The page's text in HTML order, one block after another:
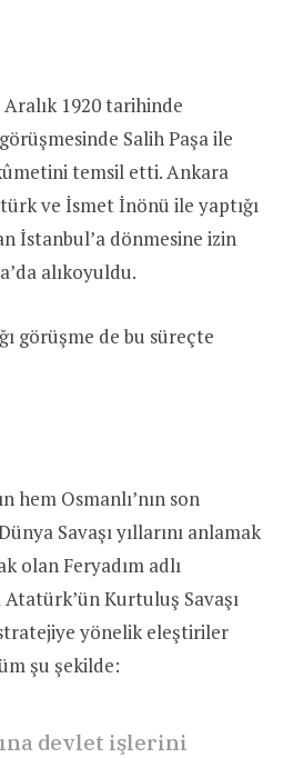
1920 tarihinde
Salih Paşa ile
temsil etti. Ankara
ve İsmet İnönü ile yaptığı
İstanbul’a dönmesine izin
alıkoyuldu.
görüşme de bu süreçte
hem Osmanlı’nın son
Savaşı yıllarını anlamak
olan Feryadım adlı
Atatürk’ün Kurtuluş Savaşı
yönelik eleştiriler
şu şekilde:
devlet işlerini